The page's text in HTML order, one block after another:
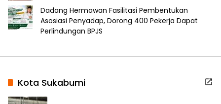
Dadang Hermawan Fasilitasi Pembentukan
Asosiasi Penyadap, Dorong 400 Pekerja Dapat
Perlindungan BPJS
Kota Sukabumi